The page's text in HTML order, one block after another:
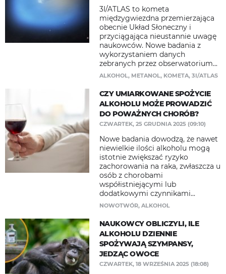
3I/ATLAS to kometa
międzygwiezdna przemierzająca
obecnie Układ Słoneczny i
przyciągająca nieustannie uwagę
naukowców. Nowe badania z
wykorzystaniem danych
zebranych przez obserwatorium...
ALKOHOL, METANOL, KOMETA, 3I/ATLAS
CZY UMIARKOWANE SPOŻYCIE
ALKOHOLU MOŻE PROWADZIĆ
DO POWAŻNYCH CHORÓB?
CZWARTEK, 25 GRUDNIA 2025 (09:10)
Nowe badania dowodzą, że nawet
niewielkie ilości alkoholu mogą
istotnie zwiększać ryzyko
zachorowania na raka, zwłaszcza u
osób z chorobami
współistniejącymi lub
dodatkowymi czynnikami...
NOWOTWÓR, ALKOHOL
NAUKOWCY OBLICZYLI, ILE
ALKOHOLU DZIENNIE
SPOŻYWAJĄ SZYMPANSY,
JEDZĄC OWOCE
CZWARTEK, 18 WRZEŚNIA 2025 (18:08)